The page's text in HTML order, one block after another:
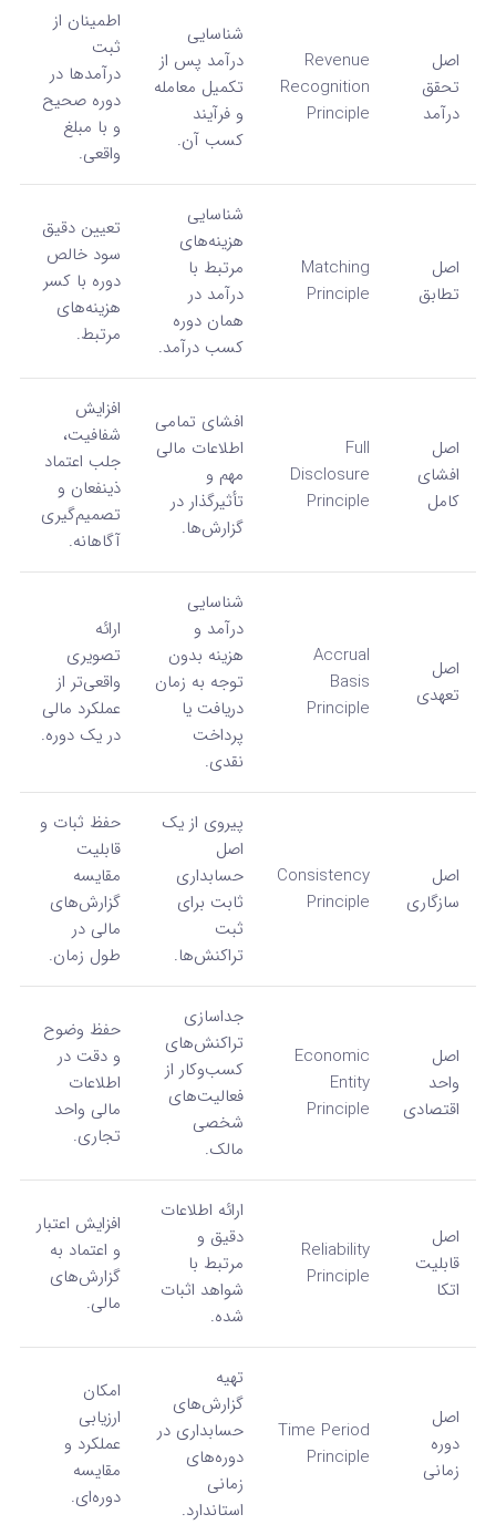
اصل
تحقق
درآمد
Revenue
Recognition
Principle
شناسایی
درآمد پس از
تکمیل معامله
و فرآیند
کسب آن.
اطمینان از
ثبت
درآمدها در
دوره صحیح
و با مبلغ
واقعی.
اصل
تطابق
Matching
Principle
شناسایی
هزینه‌های
مرتبط با
درآمد در
همان دوره
کسب درآمد.
تعیین دقیق
سود خالص
دوره با کسر
هزینه‌های
مرتبط.
اصل
افشای
کامل
Full
Disclosure
Principle
افشای تمامی
اطلاعات مالی
مهم و
تأثیرگذار در
گزارش‌ها.
افزایش
شفافیت،
جلب اعتماد
ذینفعان و
تصمیم‌گیری
آگاهانه.
اصل
تعهدی
Accrual
Basis
Principle
شناسایی
درآمد و
هزینه بدون
توجه به زمان
دریافت یا
پرداخت
نقدی.
ارائه
تصویری
واقعی‌تر از
عملکرد مالی
در یک دوره.
اصل
سازگاری
Consistency
Principle
پیروی از یک
اصل
حسابداری
ثابت برای
ثبت
تراکنش‌ها.
حفظ ثبات و
قابلیت
مقایسه
گزارش‌های
مالی در
طول زمان.
اصل
واحد
اقتصادی
Economic
Entity
Principle
جداسازی
تراکنش‌های
کسب‌وکار از
فعالیت‌های
شخصی
مالک.
حفظ وضوح
و دقت در
اطلاعات
مالی واحد
تجاری.
اصل
قابلیت
اتکا
Reliability
Principle
ارائه اطلاعات
دقیق و
مرتبط با
شواهد اثبات
شده.
افزایش اعتبار
و اعتماد به
گزارش‌های
مالی.
اصل
دوره
زمانی
Time Period
Principle
تهیه
گزارش‌های
حسابداری در
دوره‌های
زمانی
استاندارد.
امکان
ارزیابی
عملکرد و
مقایسه
دوره‌ای.